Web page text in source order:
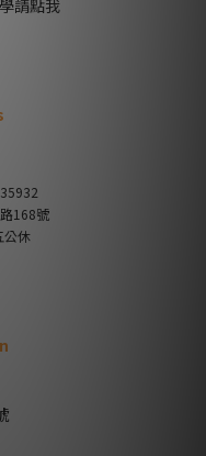
請點我
168號
公休